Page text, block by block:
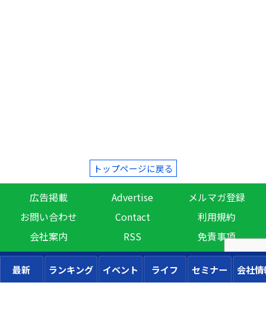
トップページに戻る
広告掲載 Advertise
メルマガ登録
お問い合わせ
Contact
利用規約
会社案内
RSS 免責事項
最新 ランキング イベント ライフ セミナー 会社